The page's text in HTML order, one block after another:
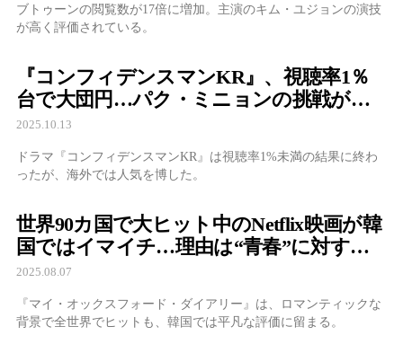
ブトゥーンの閲覧数が17倍に増加。主演のキム・ユジョンの演技
が高く評価されている。
『コンフィデンスマンKR』、視聴率1％
台で大団円…パク・ミニョンの挑戦が残
した“確かな痕跡”
2025.10.13
ドラマ『コンフィデンスマンKR』は視聴率1%未満の結果に終わ
ったが、海外では人気を博した。
世界90カ国で大ヒット中のNetflix映画が韓
国ではイマイチ…理由は“青春”に対する
認識のズレ？
2025.08.07
『マイ・オックスフォード・ダイアリー』は、ロマンティックな
背景で全世界でヒットも、韓国では平凡な評価に留まる。